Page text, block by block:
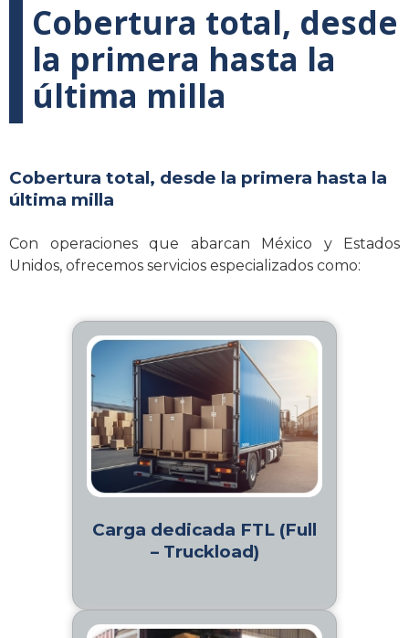
Cobertura total, desde
la primera hasta la
última milla
Cobertura total, desde la primera hasta la
última milla
Con operaciones que abarcan México y Estados
Unidos, ofrecemos servicios especializados como:
Carga dedicada FTL (Full
– Truckload)